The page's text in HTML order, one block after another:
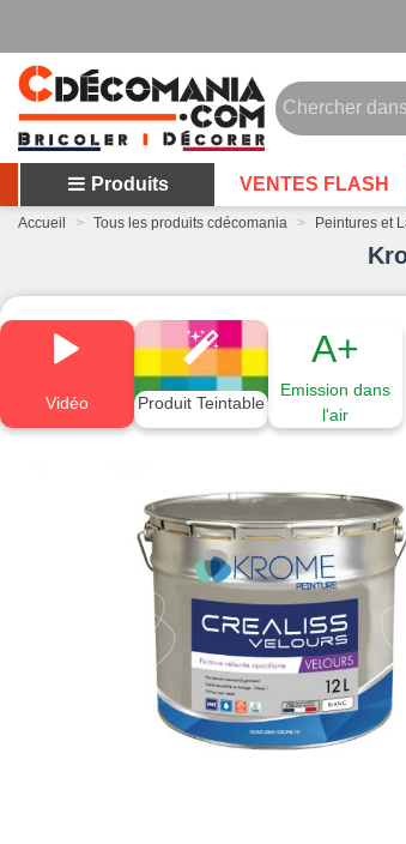
Produits VENTES FLASH
Accueil > Tous les produits cdécomania > Peintures et
Vidéo Produit Teintable
A+
Emission dans
l'air